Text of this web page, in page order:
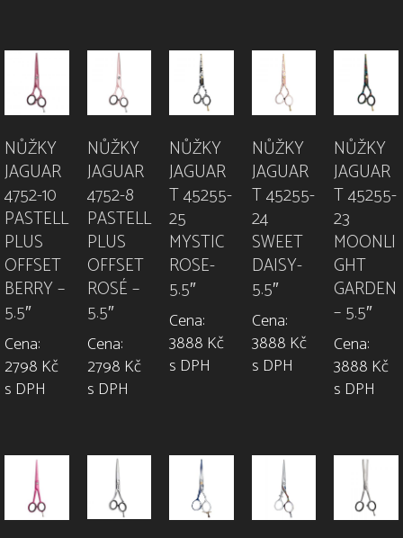
NŮŽKY
JAGUAR
4752-10
PASTELL
PLUS
OFFSET
BERRY –
5.5″
Cena:
2798 Kč
s DPH
NŮŽKY
JAGUAR
4752-8
PASTELL
PLUS
OFFSET
ROSÉ –
5.5″
Cena:
2798 Kč
s DPH
NŮŽKY
JAGUAR
T 45255-
25
MYSTIC
ROSE-
5.5″
Cena:
3888 Kč
s DPH
NŮŽKY
JAGUAR
T 45255-
24
SWEET
DAISY-
5.5″
Cena:
3888 Kč
s DPH
NŮŽKY
JAGUAR
T 45255-
23
MOONLI
GHT
GARDEN
– 5.5″
Cena:
3888 Kč
s DPH